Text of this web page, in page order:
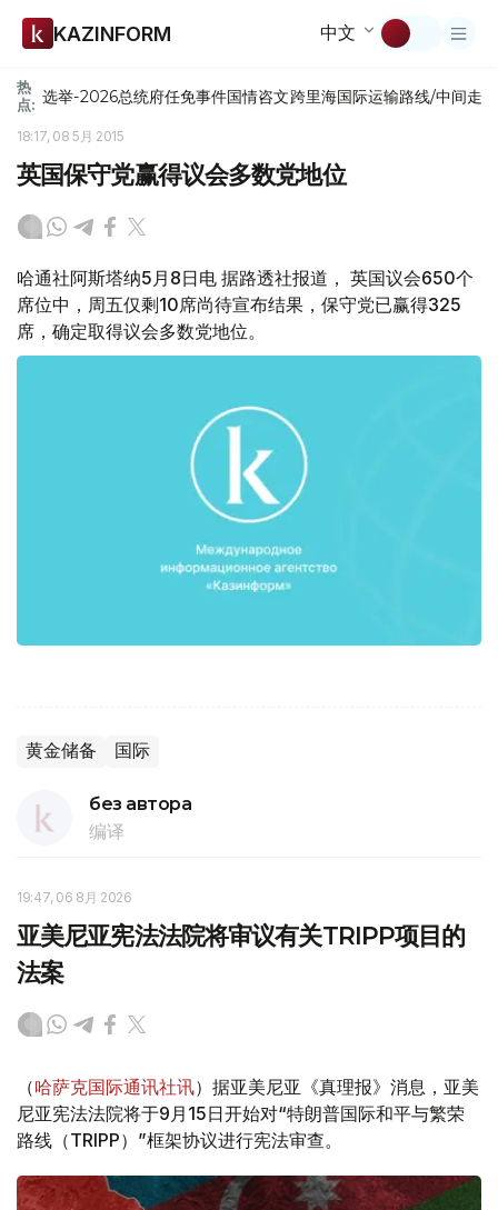
KAZINFORM 中文
热
点: 选举-2026总统府任免事件国情咨文跨里海国际运输路线/中间走廊
18:17, 08 5月 2015
英国保守党赢得议会多数党地位
哈通社阿斯塔纳5月8日电 据路透社报道， 英国议会650个
席位中，周五仅剩10席尚待宣布结果，保守党已赢得325
席，确定取得议会多数党地位。
黄金储备 国际
без автора
编译
19:47, 06 8月 2026
亚美尼亚宪法法院将审议有关TRIPP项目的
法案
（哈萨克国际通讯社讯）据亚美尼亚《真理报》消息，亚美
尼亚宪法法院将于9月15日开始对“特朗普国际和平与繁荣
路线（TRIPP）”框架协议进行宪法审查。